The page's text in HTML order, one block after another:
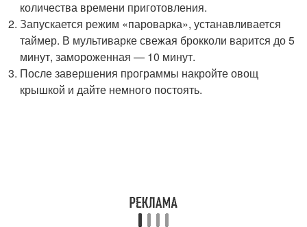
количества времени приготовления.
Запускается режим «пароварка», устанавливается
таймер. В мультиварке свежая брокколи варится до 5
минут, замороженная — 10 минут.
После завершения программы накройте овощ
крышкой и дайте немного постоять.